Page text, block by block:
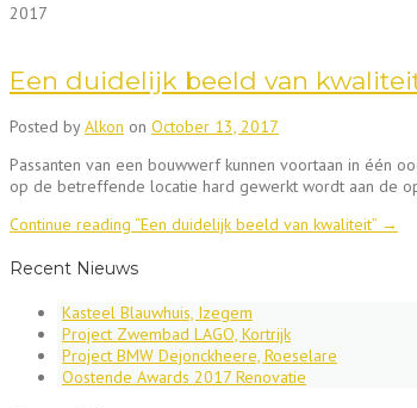
2017
Een duidelijk beeld van
Posted byAlkon on October 13, 2017
Passanten van een bouwwerf kunnen voortaan in één
op de betreffende locatie hard gewerkt wordt aan de
Continue reading “Een duidelijk beeld van kwaliteit” →
Recent Nieuws
Kasteel Blauwhuis, Izegem
Project Zwembad LAGO, Kortrijk
Project BMW Dejonckheere, Roeselare
Oostende Awards 2017 Renovatie